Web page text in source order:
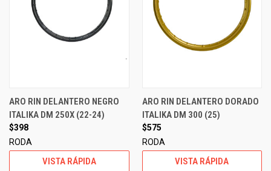
ARO RIN DELANTERO NEGRO
ITALIKA DM 250X (22-24)
$398
RODA
VISTA RÁPIDA
ARO RIN DELANTERO DORADO
ITALIKA DM 300 (25)
$575
RODA
VISTA RÁPIDA